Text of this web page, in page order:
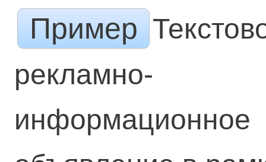
Пример
рекламно-
информационное